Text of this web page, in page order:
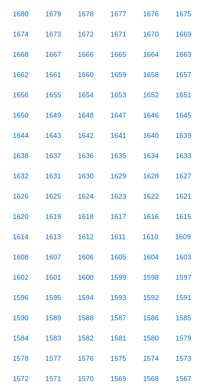
1680 1679 1678 1677 1676 1675
1674 1673 1672 1671 1670 1669
1668 1667 1666 1665 1664 1663
1662 1661 1660 1659 1658 1657
1656 1655 1654 1653 1652 1651
1650 1649 1648 1647 1646 1645
1644 1643 1642 1641 1640 1639
1638 1637 1636 1635 1634 1633
1632 1631 1630 1629 1628 1627
1626 1625 1624 1623 1622 1621
1620 1619 1618 1617 1616 1615
1614 1613 1612 1611 1610 1609
1608 1607 1606 1605 1604 1603
1602 1601 1600 1599 1598 1597
1596 1595 1594 1593 1592 1591
1590 1589 1588 1587 1586 1585
1584 1583 1582 1581 1580 1579
1578 1577 1576 1575 1574 1573
1572 1571 1570 1569 1568 1567